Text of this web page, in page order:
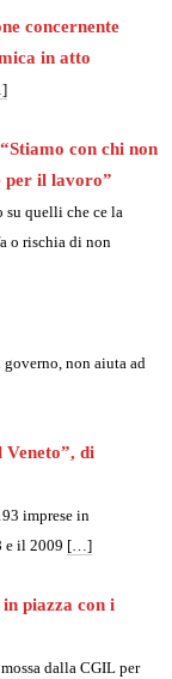
concernente
in atto
con chi non
per il lavoro”
su quelli che ce la
o rischia di non
governo, non aiuta ad
di
imprese in
e il 2009 […]
piazza con i
dalla CGIL per